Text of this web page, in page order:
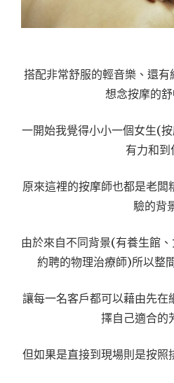
搭配非常舒服的輕音樂、還
想念按摩的
一開始我覺得小小一個女生(
有力和到
原來這裡的按摩師也都是老闆
驗的背
由於來自不同背景(有養生館
約聘的物理治療師)所以整
讓每一名客戶都可以藉由先在
擇自己適合的
但如果是直接到現場則是按照